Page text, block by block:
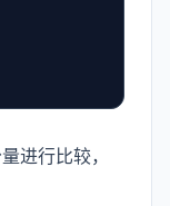
进行比较，